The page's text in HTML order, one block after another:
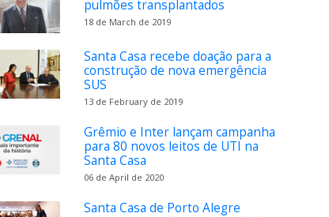
pulmões transplantados
18 de March de 2019
Santa Casa recebe doação para a
construção de nova emergência
SUS
13 de February de 2019
Grêmio e Inter lançam campanha
para 80 novos leitos de UTI na
Santa Casa
06 de April de 2020
Santa Casa de Porto Alegre